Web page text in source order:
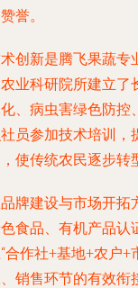
誉。
创新是腾飞果蔬专
业科研院所建立了
、病虫害绿色防控
员参加技术培训，
使传统农民逐步转
牌建设与市场开拓
食品、有机产品认
合作社+基地+农户
销售环节的有效衔